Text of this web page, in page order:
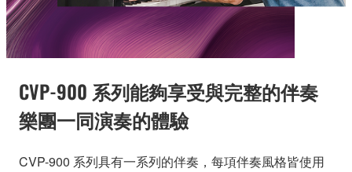
CVP-900 系列能夠享受與完整的伴奏
樂團一同演奏的體驗
CVP-900 系列具有一系列的伴奏，每項伴奏風格皆使用